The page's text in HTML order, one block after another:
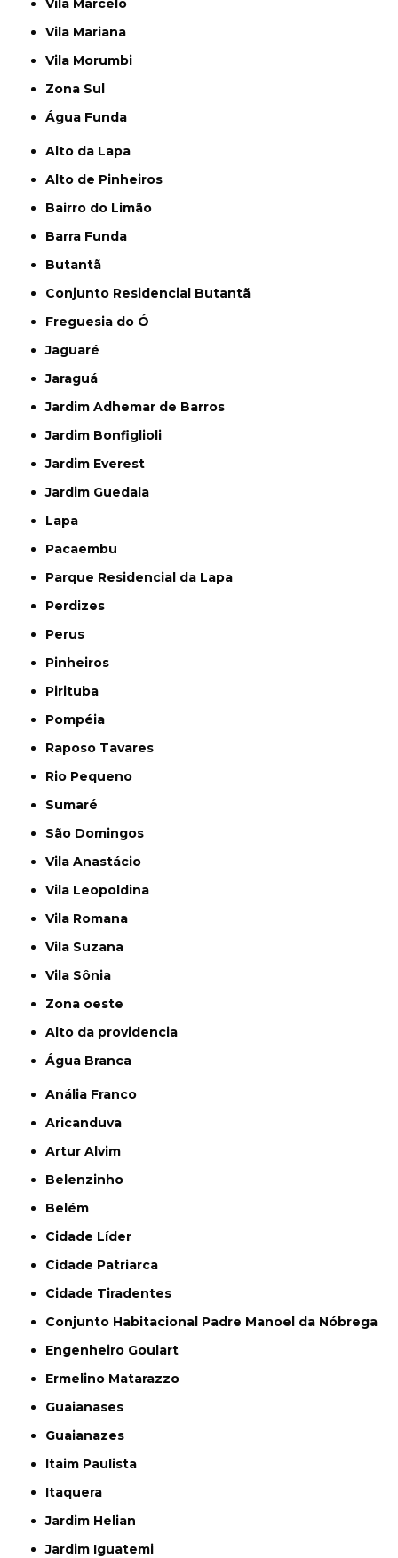
Vila Marcelo
Vila Mariana
Vila Morumbi
Zona Sul
Água Funda
Alto da Lapa
Alto de Pinheiros
Bairro do Limão
Barra Funda
Butantã
Conjunto Residencial Butantã
Freguesia do Ó
Jaguaré
Jaraguá
Jardim Adhemar de Barros
Jardim Bonfiglioli
Jardim Everest
Jardim Guedala
Lapa
Pacaembu
Parque Residencial da Lapa
Perdizes
Perus
Pinheiros
Pirituba
Pompéia
Raposo Tavares
Rio Pequeno
Sumaré
São Domingos
Vila Anastácio
Vila Leopoldina
Vila Romana
Vila Suzana
Vila Sônia
Zona oeste
alto da providencia
Água Branca
Anália Franco
Aricanduva
Artur Alvim
Belenzinho
Belém
Cidade Líder
Cidade Patriarca
Cidade Tiradentes
Conjunto Habitacional Padre Manoel da Nóbrega
Engenheiro Goulart
Ermelino Matarazzo
Guaianases
Guaianazes
Itaim Paulista
Itaquera
Jardim Helian
Jardim Iguatemi